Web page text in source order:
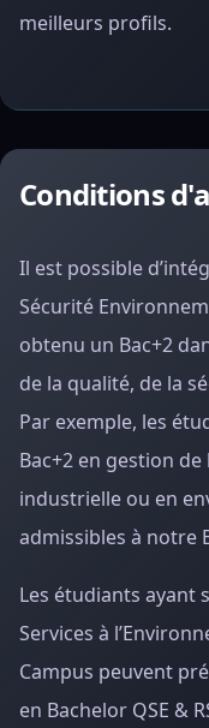
meilleurs profils.
Conditions
Il est possible
Sécurité
obtenu un Bac+2
de la qualité, de la
Par exemple, les
Bac+2 en gestion
industrielle ou en
admissibles à notre
Les étudiants ayant
Services à
Campus peuvent
en Bachelor QSE &